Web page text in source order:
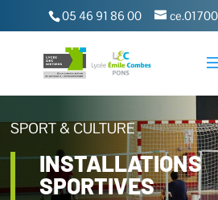
05 46 91 86 00
SPORT & CULTURE
INSTALLATIONS
SPORTIVES